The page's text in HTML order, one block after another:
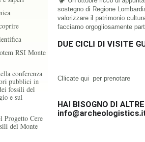
RSI Monte
conferenza
pubblici in
fossili del
e sul
Progetto Cere
del Monte
sostegno di Regione
valorizzare il patrimonio
facciamo orgogliosamente
DUE CICLI DI VISITE
Cllicate qui  per prenotare
HAI BISOGNO DI